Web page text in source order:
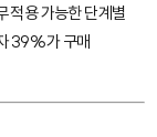
적용 가능한 단계별
39%가 구매